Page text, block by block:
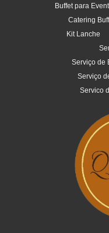
Buffet para
Catering
Kit Lanche
Serviço de
Serviço
Servico